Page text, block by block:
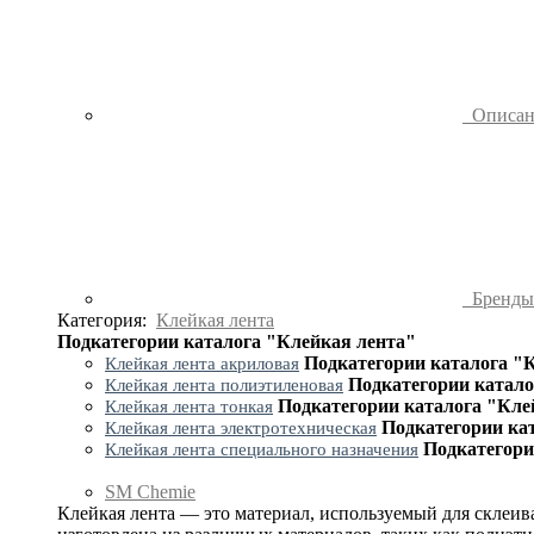
Бренды
Категория: Клейкая лента
Подкатегории каталога "Клейкая лента"
Клейкая лента акриловая Подкатегории каталога
Клейкая лента полиэтиленовая Подкатегории
Клейкая лента тонкая Подкатегории каталога
Клейкая лента электротехническая Подкатегории
Клейкая лента специального назначения
SM Chemie
Клейкая лента — это материал, используемый для